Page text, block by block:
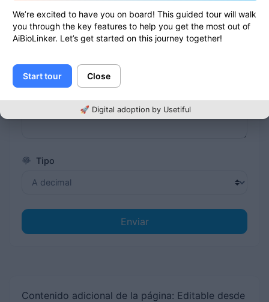
Convertidor decimal
Tipo
Enviar
Contenido adicional de la página: Editable desde
We’re excited to have you on board! This guided tour will walk
you through the key features to help you get the most out of
AiBioLinker. Let’s get started on this journey together!
Start tour Close
🚀 Digital adoption by Usetiful